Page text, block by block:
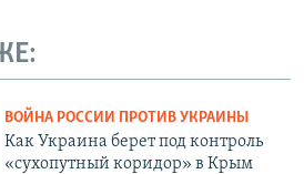
ВОЙНА РОССИИ ПРОТИВ УКРАИНЫ
Как Украина берет под контроль
«сухопутный коридор» в Крым